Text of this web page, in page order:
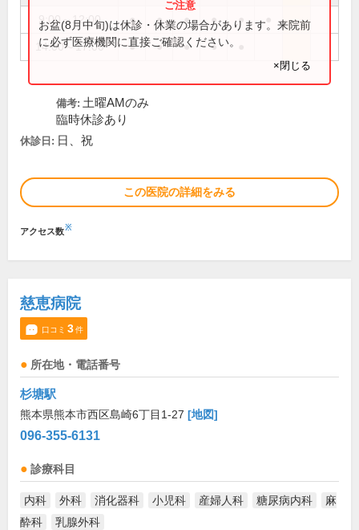
9:00～12:00 ● ● ● ● ●
14:00～17:00 ● ● ● ●
お盆(8月中旬)は休診・休業の場合があります。来院前
に必ず医療機関に直接ご確認ください。
×閉じる
備考: 土曜AMのみ
臨時休診あり
休診日: 日、祝
この医院の詳細をみる
アクセス数※
慈恵病院
口コミ 3件
所在地・電話番号
杉塘駅
熊本県熊本市西区島崎6丁目1-27 [地図]
096-355-6131
診療科目
内科 外科 消化器科 小児科 産婦人科 糖尿病内科
麻
酔科
乳腺外科